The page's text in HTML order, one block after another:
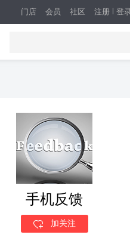
注册 登
门店 会员 社区
手机反馈
加关注